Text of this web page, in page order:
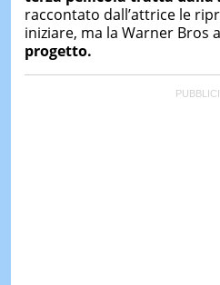
raccontato dall’attrice le
iniziare, ma la Warner Bros
progetto.